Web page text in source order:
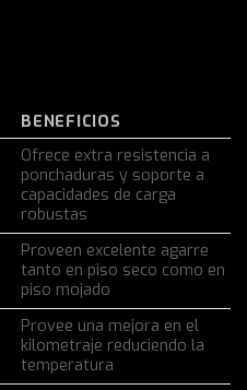
BENEFICIOS
Ofrece extra resistencia a
ponchaduras y soporte a
capacidades de carga
robustas
Proveen excelente agarre
tanto en piso seco como en
piso mojado
Provee una mejora en el
kilometraje reduciendo la
temperatura